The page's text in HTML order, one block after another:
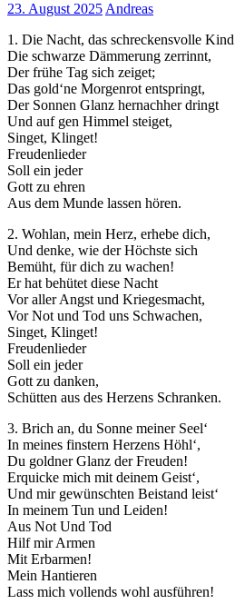
23. August 2025Andreas
1. Die Nacht, das schreckensvolle Kind
Die schwarze Dämmerung zerrinnt,
Der frühe Tag sich zeiget;
Das gold‘ne Morgenrot entspringt,
Der Sonnen Glanz hernachher dringt
Und auf gen Himmel steiget,
Singet, Klinget!
Freudenlieder
Soll ein jeder
Gott zu ehren
Aus dem Munde lassen hören.
2. Wohlan, mein Herz, erhebe dich,
Und denke, wie der Höchste sich
Bemüht, für dich zu wachen!
Er hat behütet diese Nacht
Vor aller Angst und Kriegesmacht,
Vor Not und Tod uns Schwachen,
Singet, Klinget!
Freudenlieder
Soll ein jeder
Gott zu danken,
Schütten aus des Herzens Schranken.
3. Brich an, du Sonne meiner Seel‘
In meines finstern Herzens Höhl‘,
Du goldner Glanz der Freuden!
Erquicke mich mit deinem Geist‘,
Und mir gewünschten Beistand leist‘
In meinem Tun und Leiden!
Aus Not Und Tod
Hilf mir Armen
Mit Erbarmen!
Mein Hantieren
Lass mich vollends wohl ausführen!
Funktionen
Website.
Marketing
Indem Sie uns Ihre
Interessen und Ihr
Verhalten beim
Besuch unserer
Website mitteilen,
erhöhen Sie die
personalisierte
Inhalte und
Angebote zu sehen.